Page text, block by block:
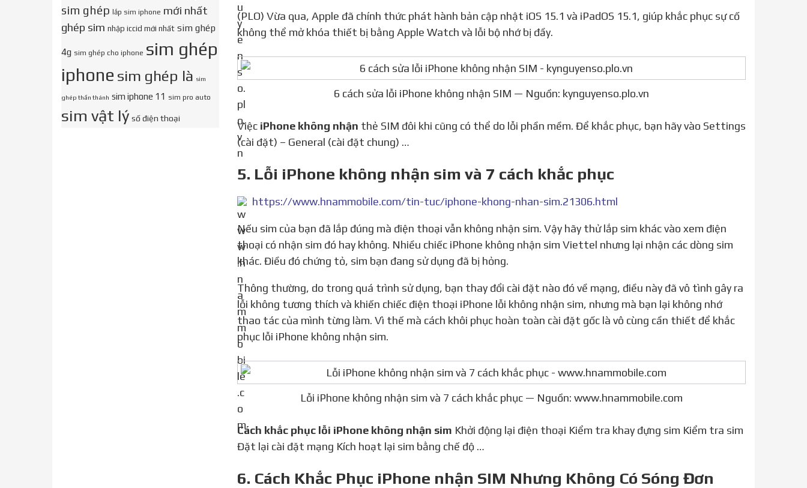
(PLO) Vừa qua, Apple đã chính thức phát hành bản cập nhật iOS 15.1 và iPadOS 15.1, giúp khắc phục sự cố
không thể mở khóa thiết bị bằng Apple Watch và lỗi bộ nhớ bị đầy.
6 cách sửa lỗi iPhone không nhận SIM — Nguồn: kynguyenso.plo.vn
Việc iPhone không nhận thẻ SIM đôi khi cũng có thể do lỗi phần mềm. Để khắc phục, bạn hãy vào Settings
(cài đặt) – General (cài đặt chung) …
5. Lỗi iPhone không nhận sim và 7 cách khắc phục
https://www.hnammobile.com/tin-tuc/iphone-khong-nhan-sim.21306.html
Nếu sim của bạn đã lắp đúng mà điện thoại vẫn không nhận sim. Vậy hãy thử lắp sim khác vào xem điện
thoại có nhận sim đó hay không. Nhiều chiếc iPhone không nhận sim Viettel nhưng lại nhận các dòng sim
khác. Điều đó chứng tỏ, sim bạn đang sử dụng đã bị hỏng.
Thông thường, do trong quá trình sử dụng, bạn thay đổi cài đặt nào đó về mạng, điều này đã vô tình gây ra
lỗi không tương thích và khiến chiếc điện thoại iPhone lỗi không nhận sim, nhưng mà bạn lại không nhớ
thao tác của mình từng làm. Vì thế mà cách khôi phục hoàn toàn cài đặt gốc là vô cùng cần thiết để khắc
phục lỗi iPhone không nhận sim.
Lỗi iPhone không nhận sim và 7 cách khắc phục — Nguồn: www.hnammobile.com
Cách khắc phục lỗi iPhone không nhận sim Khởi động lại điện thoại Kiểm tra khay đựng sim Kiểm tra sim
Đặt lại cài đặt mạng Kích hoạt lại sim bằng chế độ …
6. Cách Khắc Phục iPhone nhận SIM Nhưng Không Có Sóng Đơn
sim ghép lắp sim iphone mới nhất
ghép sim nhập iccid mới nhất sim ghép
4g sim ghép cho iphone sim ghép
iphone sim ghép là sim
ghép thần thánh sim iphone 11 sim pro auto
sim vật lý số điện thoại